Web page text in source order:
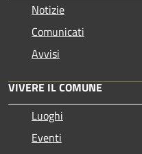
Notizie
Comunicati
Avvisi
VIVERE IL COMUNE
Luoghi
Eventi